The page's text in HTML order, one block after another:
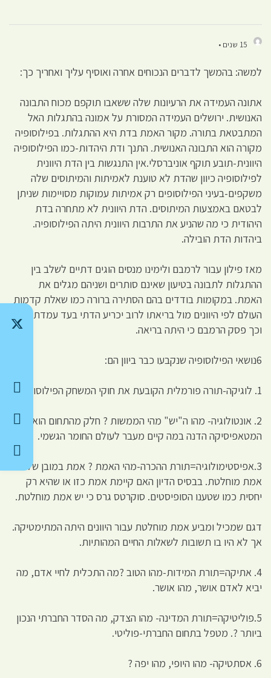
15 שנים •
למשה: בהמשך לדברים הנכוחים אחרה ואוסיף עליך ואחריך כך:
אתונה העמידה את הרעיונות שלה ששאבו תוקפם מכוח התבונה
האנושית. ירושלים העמידה המסורת על אמונה בהתגלות האל
המתבטאת בתורה. מקור האמת בדת היא ההתגלות. בפילוסופיה
מקורה הוא התבונה האנושית. התנך ודת היהדות-כמו הפילוסופיה
היוונית-תובע תוקף אוניברסלי.אין התנגשות בין הדת היוונית
לפילוסופיה כיוון שהדת לא טוענת לאמיתות והמיתוסים שלה
משקפים-בעיני הפילוסופים רק אמיתות עמוקות מסויימות שניתן
לבטאם באמצעות המיתוסים. הדת היוונית לא מתחרה בדת
היהודית כי מה שהניע את התרבות היוונית היתה הפילוסופיה.
ביהדות הדת הובילה.
מאז פילון עבור לרמבם ולימינו מנסים הוגים דתיים לשלב בין
ההתגלות לתבונה בטיעון שאינם סותרים ושניהם מגלים את
האמת. במקומות בודדים בהם הסתירה ברורה כמו שאלת קדמות
העולם לפי היוונים מול בריאתו לרוב יכריע הדתי בעד עמדת דתו
וכך פסק הרמבם כי היתה בריאה.
6נושאי הפילוסופיה שנקבעו כבר ביוון הם:
1. לוגיקה-תורה פורמלית הקובעת את חוקי המשחק הפילוסופי.
2. אונטולוגיה- מהו ה"יש" מהי הממשות ? חלק מהתחום הוא
המטאפיסיקה הדנה במה קיים מעבר לעולם החומר הגשמי.
3.אפיסטימולוגיה=תורת ההכרה-מהי האמת ? אמת במובן של
אמת מוחלטת. בבסיס הדיון האם קיימת אמת כזו או שהיא רק
יחסית כמו שטענו הסופיסטים. סוקרטס גרס כי יש אמת מוחלטת.
דגם שמכיל ומביע אמת מוחלטת עבור היוונים היתה המתימטיקה.
אך לא היו בו תשובות לשאלות החיים המהותיות.
4. אתיקה=תורת המידות-מהו הטוב ?מה התכלית לחיי אדם, מה
יביא לאדם אושר, מהו אושר.
5.פוליטיקה=תורת המדינה- מהו הצדק, מה הסדר החברתי הנכון
ביותר ?. מטפל בתחום החברתי-פוליטי.
6. אסתטיקה- מהו היופי, מהו יפה ?